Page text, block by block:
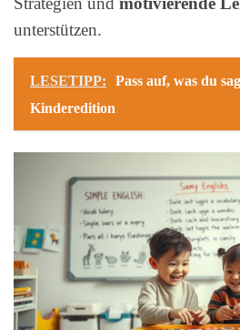
unterstützen.
LESETIPP:
Pass auf, was du
Kinderedition